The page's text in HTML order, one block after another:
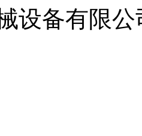
设备有限公